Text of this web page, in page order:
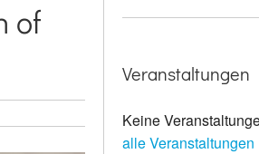
of
Veranstaltungen
Keine
alle Veranstaltungen